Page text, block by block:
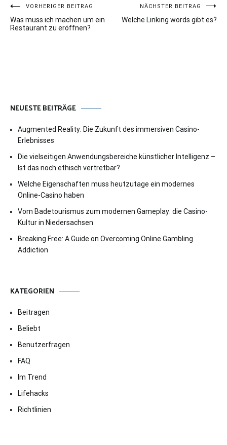
Beitragsnavigation
VORHERIGER BEITRAG
Was muss ich machen um ein
Restaurant zu eröffnen?
NÄCHSTER BEITRAG
Welche Linking words gibt es?
NEUESTE BEITRÄGE
Augmented Reality: Die Zukunft des immersiven Casino-
Erlebnisses
Die vielseitigen Anwendungsbereiche künstlicher Intelligenz –
Ist das noch ethisch vertretbar?
Welche Eigenschaften muss heutzutage ein modernes
Online-Casino haben
Vom Badetourismus zum modernen Gameplay: die Casino-
Kultur in Niedersachsen
Breaking Free: A Guide on Overcoming Online Gambling
Addiction
KATEGORIEN
Beitragen
Beliebt
Benutzerfragen
FAQ
Im Trend
Lifehacks
Richtlinien